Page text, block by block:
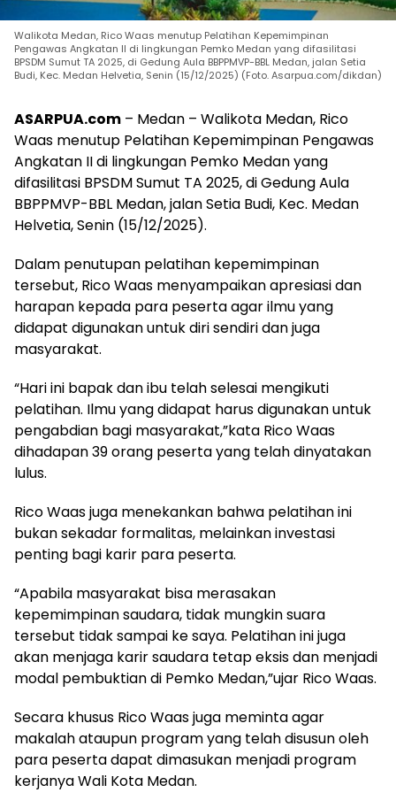
Walikota Medan, Rico Waas menutup Pelatihan Kepemimpinan
Pengawas Angkatan II di lingkungan Pemko Medan yang difasilitasi
BPSDM Sumut TA 2025, di Gedung Aula BBPPMVP-BBL Medan, jalan Setia
Budi, Kec. Medan Helvetia, Senin (15/12/2025) (Foto. Asarpua.com/dikdan)
ASARPUA.com – Medan – Walikota Medan, Rico
Waas menutup Pelatihan Kepemimpinan Pengawas
Angkatan II di lingkungan Pemko Medan yang
difasilitasi BPSDM Sumut TA 2025, di Gedung Aula
BBPPMVP-BBL Medan, jalan Setia Budi, Kec. Medan
Helvetia, Senin (15/12/2025).
Dalam penutupan pelatihan kepemimpinan
tersebut, Rico Waas menyampaikan apresiasi dan
harapan kepada para peserta agar ilmu yang
didapat digunakan untuk diri sendiri dan juga
masyarakat.
“Hari ini bapak dan ibu telah selesai mengikuti
pelatihan. Ilmu yang didapat harus digunakan untuk
pengabdian bagi masyarakat,”kata Rico Waas
dihadapan 39 orang peserta yang telah dinyatakan
lulus.
Rico Waas juga menekankan bahwa pelatihan ini
bukan sekadar formalitas, melainkan investasi
penting bagi karir para peserta.
“Apabila masyarakat bisa merasakan
kepemimpinan saudara, tidak mungkin suara
tersebut tidak sampai ke saya. Pelatihan ini juga
akan menjaga karir saudara tetap eksis dan menjadi
modal pembuktian di Pemko Medan,”ujar Rico Waas.
Secara khusus Rico Waas juga meminta agar
makalah ataupun program yang telah disusun oleh
para peserta dapat dimasukan menjadi program
kerjanya Wali Kota Medan.